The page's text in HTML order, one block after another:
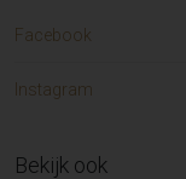
Facebook
Instagram
Bekijk ook